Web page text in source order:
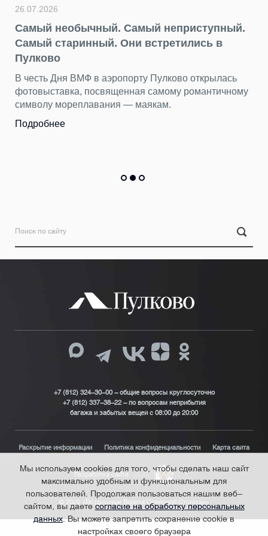
26.07.2026
Самый необычный. Самый неприступный.
Самый старинный. Они встретились в
Пулково
В честь Дня ВМФ в аэропорту Пулково открылась
фотовыставка, посвященная самому романтичному
символу мореплавания — маякам.
Подробнее
+7 (812) 324-30-00 - общие вопросы круглосуточно
+7 (812) 337-38-22 – по вопросам неприбытия
багажа и забытых вещей с 08:00 до 20:00
Раскрытие информации Политика конфиденциальности Карта сайта
Разработка сайта
© 2026 «Воздушные Ворота Северной Столицы»
Мы используем cookies для того, чтобы сделать наш сайт
максимально удобным и функциональным для
пользователей. Продолжая пользоваться нашим веб-
сайтом, вы даетесогласие на обработку персональных
данных. Вы можете запретить сохранение cookie в
настройках своего браузера